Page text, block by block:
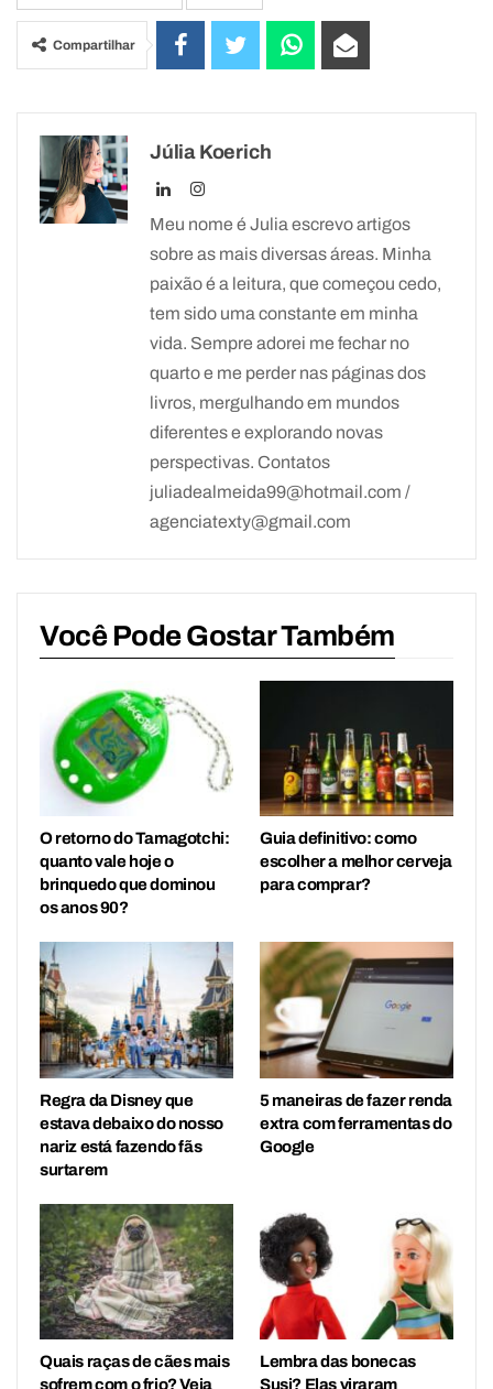
Compartilhar
Júlia Koerich
Meu nome é Julia escrevo artigos
sobre as mais diversas áreas. Minha
paixão é a leitura, que começou cedo,
tem sido uma constante em minha
vida. Sempre adorei me fechar no
quarto e me perder nas páginas dos
livros, mergulhando em mundos
diferentes e explorando novas
perspectivas. Contatos
juliadealmeida99@hotmail.com /
agenciatexty@gmail.com
Você Pode Gostar Também
O retorno do Tamagotchi:
quanto vale hoje o
brinquedo que dominou
os anos 90?
Guia definitivo: como
escolher a melhor cerveja
para comprar?
Regra da Disney que
estava debaixo do nosso
nariz está fazendo fãs
surtarem
5 maneiras de fazer renda
extra com ferramentas do
Google
Quais raças de cães mais
sofrem com o frio? Veja
Lembra das bonecas
Susi? Elas viraram